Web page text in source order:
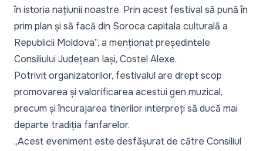
în istoria națiunii noastre. Prin acest festival să pună în
prim plan și să facă din Soroca capitala culturală a
Republicii Moldova”, a menționat președintele
Consiliului Județean Iași, Costel Alexe.
Potrivit organizatorilor, festivalul are drept scop
promovarea și valorificarea acestui gen muzical,
precum și încurajarea tinerilor interpreți să ducă mai
departe tradiția fanfarelor.
„Acest eveniment este desfășurat de către Consiliul